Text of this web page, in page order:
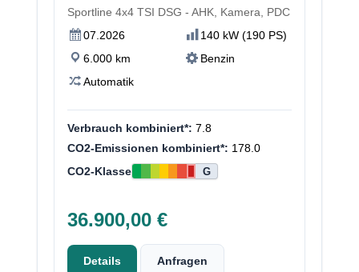
Sportline 4x4 TSI DSG - AHK, Kamera, PDC
07.2026
140 kW (190 PS)
6.000 km
Benzin
Automatik
Verbrauch kombiniert*: 7.8
CO2-Emissionen kombiniert*: 178.0
CO2-Klasse
G
36.900,00 €
Details Anfragen